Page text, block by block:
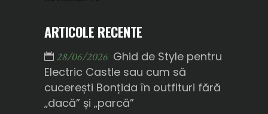
ARTICOLE RECENTE
28/06/2026 Ghid de Style pentru
Electric Castle sau cum să
cucerești Bonțida în outfituri fără
„dacă” și „parcă”